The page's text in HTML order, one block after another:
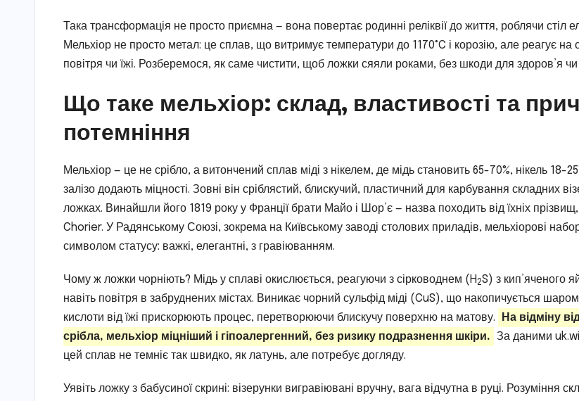
Така трансформація не просто приємна — вона повертає родинні реліквії до життя, роблячи стіл
Мельхіор не просто метал: це сплав, що витримує температури до 1170°C і корозію, але реагує на
повітря чи їжі. Розберемося, як саме чистити, щоб ложки сяяли роками, без шкоди для здоров’я чи
Що таке мельхіор: склад, властивості та
потемніння
Мельхіор — це не срібло, а витончений сплав міді з нікелем, де мідь становить 65-70%, нікель 18-
залізо додають міцності. Зовні він сріблястий, блискучий, пластичний для карбування складних
ложках. Винайшли його 1819 року у Франції брати Майо і Шор’є — назва походить від їхніх
Chorier. У Радянському Союзі, зокрема на Київському заводі столових приладів, мельхіорові
символом статусу: важкі, елегантні, з гравіюванням.
Чому ж ложки чорніють? Мідь у сплаві окислюється, реагуючи з сірководнем (H2S) з кип’яченого
навіть повітря в забруднених містах. Виникає чорний сульфід міді (CuS), що накопичується
кислоти від їжі прискорюють процес, перетворюючи блискучу поверхню на матову.
На відміну
срібла, мельхіор міцніший і гіпоалергенний, без ризику подразнення шкіри. За даними
цей сплав не темніє так швидко, як латунь, але потребує догляду.
Уявіть ложку з бабусиної скрині: візерунки вигравіювані вручну, вага відчутна в руці. Розуміння